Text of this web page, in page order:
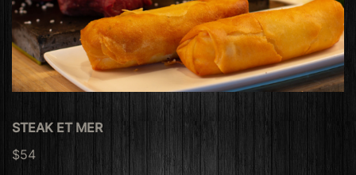
STEAK ET MER
$54